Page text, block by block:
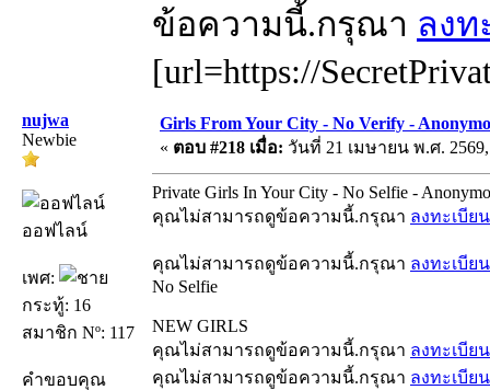
ข้อความนี้.กรุณา ลงท
[url=https://
nujwa
Newbie
ออฟไลน์
เพศ:
กระทู้: 16
สมาชิก Nº: 117
คำขอบคุณ
Girls From Your City - No Verify -
« ตอบ #218 เมื่อ: วันที่ 21 เมษายน พ.ศ. 2569,
Private Girls In Your City - No Selfie -
คุณไม่สามารถดูข้อความนี้.กรุณา ลงทะเบียน
คุณไม่สามารถดูข้อความนี้.กรุณา ลงทะเบียน
No Selfie
NEW GIRLS
คุณไม่สามารถดูข้อความนี้.กรุณา ลงทะเบียน
คุณไม่สามารถดูข้อความนี้.กรุณา ลงทะเบียน